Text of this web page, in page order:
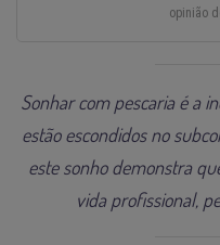
opinião
Sonhar com pescaria é a
estão escondidos no
este sonho demonstra
vida profissional,